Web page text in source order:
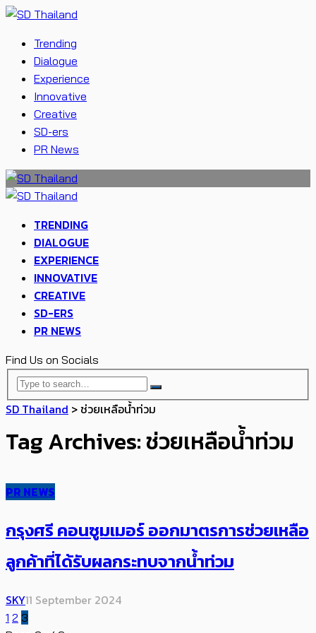
Trending
Dialogue
Experience
Innovative
Creative
SD-ers
PR News
TRENDING
DIALOGUE
EXPERIENCE
INNOVATIVE
CREATIVE
SD-ERS
PR NEWS
Find Us on Socials
SD Thailand >ช่วยเหลือน้ำท่วม
Tag Archives: ช่วยเหลือน้ำท่วม
PR NEWS
กรุงศรี คอนซูมเมอร์ ออกมาตรการช่วยเหลือ
ลูกค้าที่ได้รับผลกระทบจากน้ำท่วม
SKY11 September 2024
1 2 3